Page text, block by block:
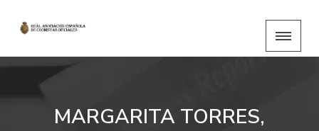
MARGARITA TORRES,